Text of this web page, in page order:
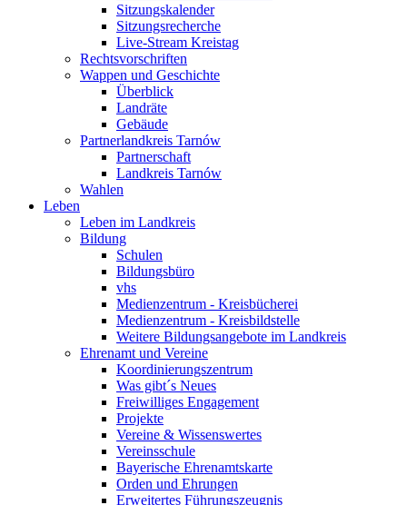
Sitzungskalender
Sitzungsrecherche
Live-Stream Kreistag
Rechtsvorschriften
Wappen und Geschichte
Überblick
Landräte
Gebäude
Partnerlandkreis Tarnów
Partnerschaft
Landkreis Tarnów
Wahlen
Leben
Leben im Landkreis
Bildung
Schulen
Bildungsbüro
vhs
Medienzentrum - Kreisbücherei
Medienzentrum - Kreisbildstelle
Weitere Bildungsangebote im Landkreis
Ehrenamt und Vereine
Koordinierungszentrum
Was gibt´s Neues
Freiwilliges Engagement
Projekte
Vereine & Wissenswertes
Vereinsschule
Bayerische Ehrenamtskarte
Orden und Ehrungen
Erweitertes Führungszeugnis